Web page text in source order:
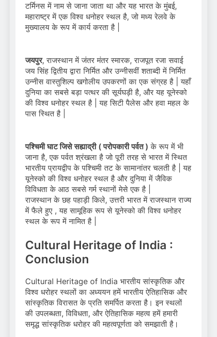
टर्मिनस में नाम से जाना जाता था और यह भारत के मुंबई,
महाराष्ट्र में एक विश्व धनोहर स्थल है, जो मध्य रेलवे के
मुख्यालय के रूप में कार्य करता है |
जयपुर, राजस्थान में जंतर मंतर स्मारक, राजपूत रजा सवाई
जय सिंह द्वितीय द्वारा निर्मित और उन्नीसवीं शताब्दी में निर्मित
उन्नीस वास्तुशिल्प खगोलीय उपकरणों का एक संग्रह है | यहाँ
दुनिया का सबसे बड़ा पत्थर की सूर्यघड़ी है, और यह यूनेस्को
की विश्व धनोहर स्थल है | यह सिटी पैलेस और हवा महल के
पास स्थित है |
पश्चिमी घाट जिसे सह्याद्री ( परोपकारी पर्वत ) के रूप में भी
जाना है, एक पर्वत श्रंखला है जो पूरी तरह से भारत में स्थित
भारतीय प्रायद्वीप के पश्चिमी तट के सामानांतर चलती है | यह
यूनेस्को की विश्व धनोहर स्थल है और दुनिया में जैविक
विविधता के आठ सबसे गर्म स्थानों मेसे एक है |
राजस्थान के छह पहाड़ी किले, उत्तरी भारत में राजस्थान राज्य
में फैले हुए , यह सामूहिक रूप से यूनेस्को की विश्व धनोहर
स्थल के रूप में नामित है |
Cultural Heritage of India :
Conclusion
Cultural Heritage of India भारतीय सांस्कृतिक और
विश्व धरोहर स्थलों का अध्ययन हमें भारतीय ऐतिहासिक और
सांस्कृतिक विरासत के प्रति समर्पित करता है। इन स्थलों
की उपलब्धता, विविधता, और ऐतिहासिक महत्व हमें हमारी
समृद्ध सांस्कृतिक धरोहर की महत्वपूर्णता को समझाती है।